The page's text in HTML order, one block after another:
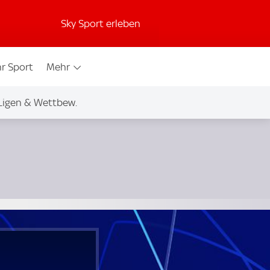
Sky Sport erleben
Sport Mehr
& Wettbew.